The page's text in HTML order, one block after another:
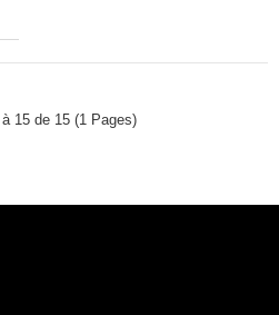
15 de 15 (1 Pages)